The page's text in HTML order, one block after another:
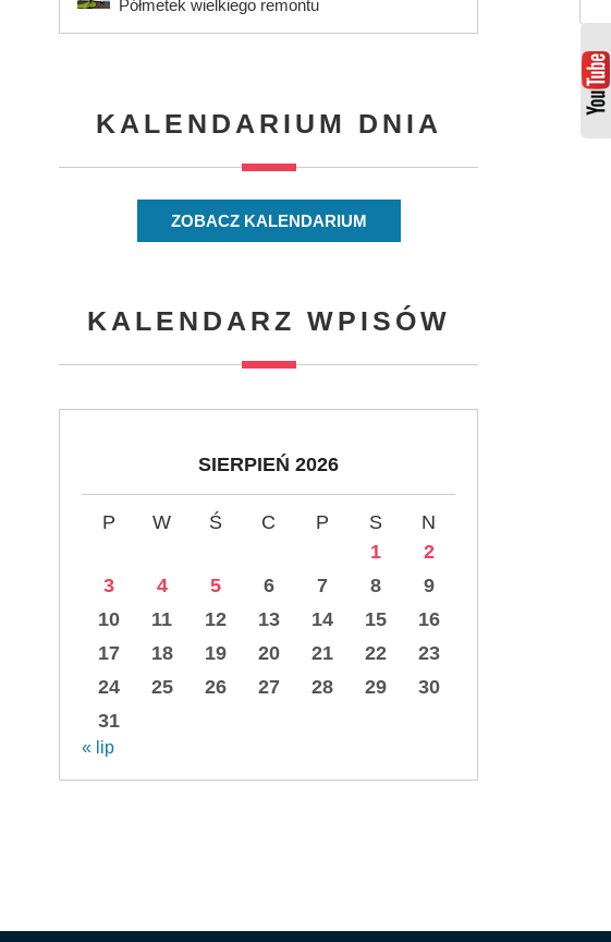
Półmetek wielkiego remontu
KALENDARIUM DNIA
ZOBACZ KALENDARIUM
KALENDARZ WPISÓW
SIERPIEŃ 2026
P W Ś C P S
N
1
2
3
4 5 6 7 8
9
10
11 12 13 14 15
16
17
18 19 20 21 22
23
24
25 26 27 28 29
30
31
« lip